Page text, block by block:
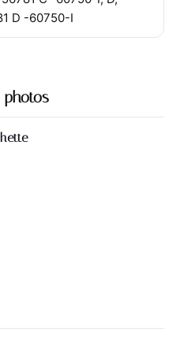
D -60750-I
photos